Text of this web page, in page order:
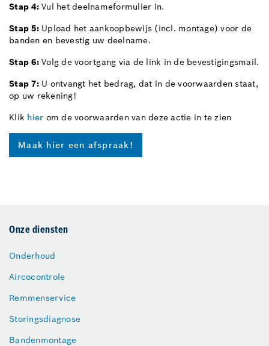
Stap 4:Vul het deelnameformulier in.
Stap 5:Upload het aankoopbewijs (incl. montage) voor de
banden en bevestig uw deelname.
Stap 6:Volg de voortgang via de link in de bevestigingsmail.
Stap 7:U ontvangt het bedrag, dat in de voorwaarden staat,
op uw rekening!
Klik hier om de voorwaarden van deze actie in te zien
Maak hier een afspraak!
Onze diensten
Onderhoud
Aircocontrole
Remmenservice
Storingsdiagnose
Bandenmontage